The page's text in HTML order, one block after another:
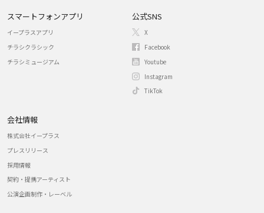
スマートフォンアプリ
イープラスアプリ
チラシクラシック
チラシミュージアム
公式SNS
X
Facebook
Youtube
Instagram
TikTok
会社情報
株式会社イープラス
プレスリリース
採用情報
契約・提携アーティスト
公演企画制作・レーベル